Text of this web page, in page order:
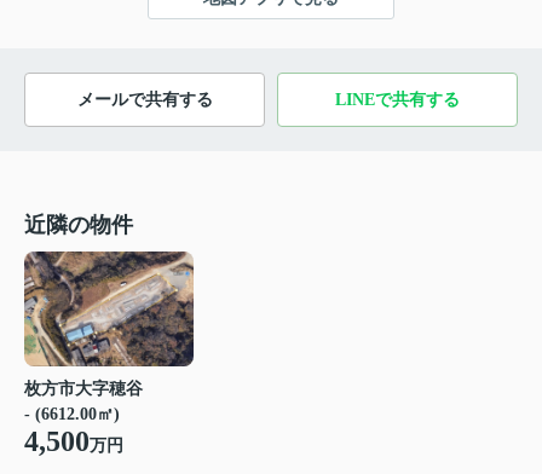
メールで共有する LINEで共有する
近隣の物件
枚方市大字穂谷
- (6612.00㎡)
4,500万円